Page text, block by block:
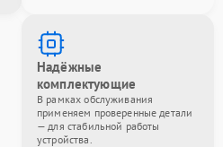
Надёжные
комплектующие
В рамках обслуживания
применяем проверенные детали
— для стабильной работы
устройства.